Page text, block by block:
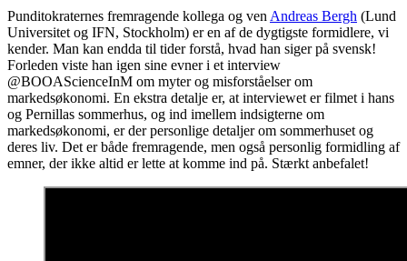
Punditokraternes fremragende kollega og ven Andreas Bergh (Lund
Universitet og IFN, Stockholm) er en af de dygtigste formidlere, vi
kender. Man kan endda til tider forstå, hvad han siger på svensk!
Forleden viste han igen sine evner i et interview
@BOOAScienceInM om myter og misforståelser om
markedsøkonomi. En ekstra detalje er, at interviewet er filmet i hans
og Pernillas sommerhus, og ind imellem indsigterne om
markedsøkonomi, er der personlige detaljer om sommerhuset og
deres liv. Det er både fremragende, men også personlig formidling af
emner, der ikke altid er lette at komme ind på. Stærkt anbefalet!